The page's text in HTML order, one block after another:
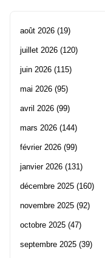
août 2026 (19)
juillet 2026 (120)
juin 2026 (115)
mai 2026 (95)
avril 2026 (99)
mars 2026 (144)
février 2026 (99)
janvier 2026 (131)
décembre 2025 (160)
novembre 2025 (92)
octobre 2025 (47)
septembre 2025 (39)